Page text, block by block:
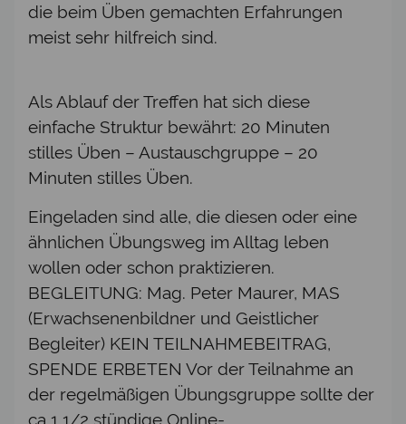
die beim Üben gemachten Erfahrungen
meist sehr hilfreich sind.
Als Ablauf der Treffen hat sich diese
einfache Struktur bewährt: 20 Minuten
stilles Üben – Austauschgruppe – 20
Minuten stilles Üben.
Eingeladen sind alle, die diesen oder eine
ähnlichen Übungsweg im Alltag leben
wollen oder schon praktizieren.
BEGLEITUNG: Mag. Peter Maurer, MAS
(Erwachsenenbildner und Geistlicher
Begleiter) KEIN TEILNAHMEBEITRAG,
SPENDE ERBETEN Vor der Teilnahme an
der regelmäßigen Übungsgruppe sollte der
ca 1 1/2 stündige Online-